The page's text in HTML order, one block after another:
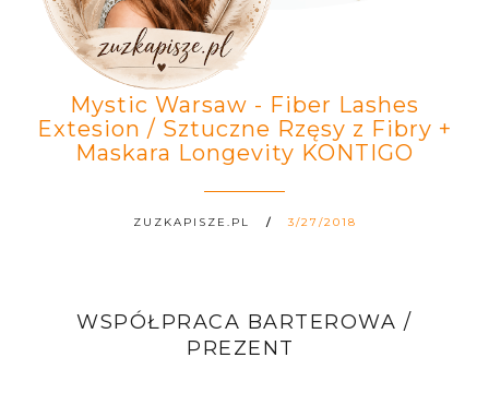
Mystic Warsaw - Fiber Lashes
Extesion / Sztuczne Rzęsy z Fibry +
Maskara Longevity KONTIGO
ZUZKAPISZE.PL 3/27/2018
WSPÓŁPRACA BARTEROWA /
PREZENT